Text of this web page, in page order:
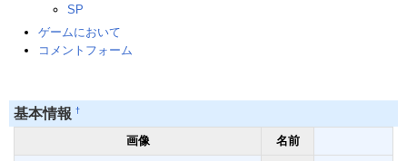
SP
ゲームにおいて
コメントフォーム
基本情報 †
画像 名前